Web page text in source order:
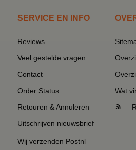
SERVICE EN INFO
Reviews
Veel gestelde vragen
Contact
Order Status
Retouren & Annuleren
Uitschrijven nieuwsbrief
Wij verzenden Postnl
Wat